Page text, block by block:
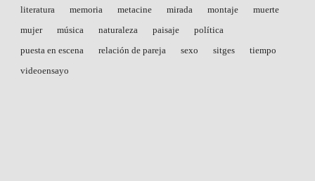
literatura
memoria metacine mirada montaje
muerte
mujer
música naturaleza paisaje
política
puesta en escena
relación de pareja sexo sitges
tiempo
videoensayo